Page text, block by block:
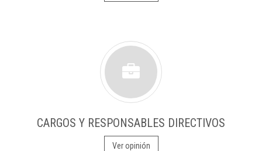
CARGOS Y RESPONSABLES DIRECTIVOS
Ver opinión